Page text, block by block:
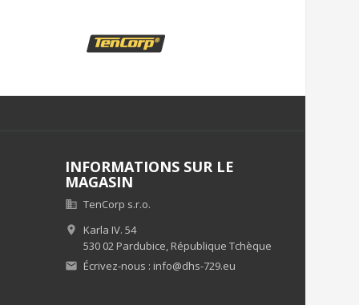
INFORMATIONS SUR LE
MAGASIN
 TenCorp s.r.o.

Karla IV. 54
530 02 Pardubice, République Tchèque
 Écrivez-nous : info@dhs-729.eu